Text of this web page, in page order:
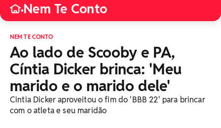
•Nem Te Conto
NEM TE CONTO
Ao lado de Scooby e PA,
Cíntia Dicker brinca: 'Meu
marido e o marido dele'
Cintia Dicker aproveitou o fim do 'BBB 22' para brincar
com o atleta e seu maridão